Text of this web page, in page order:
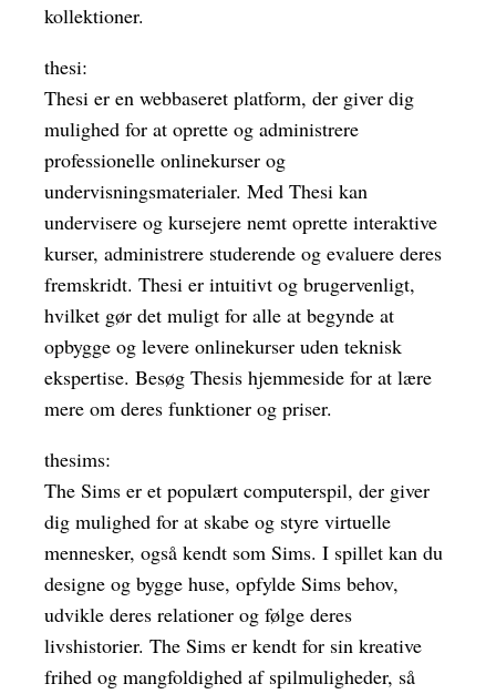
kollektioner.
thesi:
Thesi er en webbaseret platform, der giver dig
mulighed for at oprette og administrere
professionelle onlinekurser og
undervisningsmaterialer. Med Thesi kan
undervisere og kursejere nemt oprette interaktive
kurser, administrere studerende og evaluere deres
fremskridt. Thesi er intuitivt og brugervenligt,
hvilket gør det muligt for alle at begynde at
opbygge og levere onlinekurser uden teknisk
ekspertise. Besøg Thesis hjemmeside for at lære
mere om deres funktioner og priser.
thesims:
The Sims er et populært computerspil, der giver
dig mulighed for at skabe og styre virtuelle
mennesker, også kendt som Sims. I spillet kan du
designe og bygge huse, opfylde Sims behov,
udvikle deres relationer og følge deres
livshistorier. The Sims er kendt for sin kreative
frihed og mangfoldighed af spilmuligheder, så